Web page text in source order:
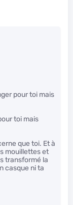
pour toi mais
toi mais
que toi. Et à
mouillettes et
transformé la
casque ni ta